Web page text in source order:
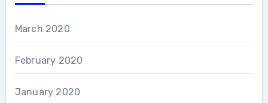
March 2020
February 2020
January 2020